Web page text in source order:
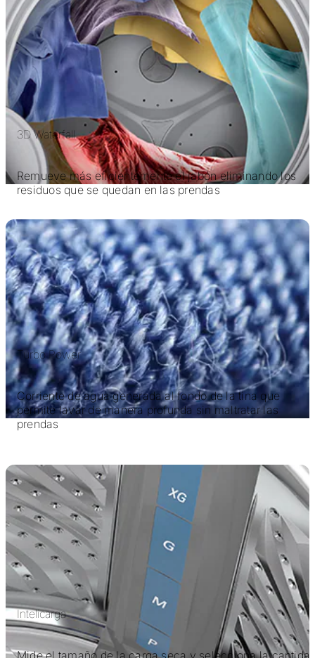
3D Waterfall
Remueve más eficientemente el jabón eliminando los
residuos que se quedan en las prendas
Turbo Power
Corriente de agua generada al fondo de la tina que
permite lavar de manera profunda sin maltratar las
prendas
Intelicarga
Mide el tamaño de la carga seca y selecciona la